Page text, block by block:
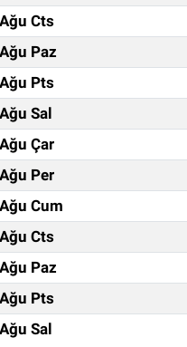
Cts
Paz
Pts
Sal
Çar
Per
Cum
Cts
Paz
Pts
Sal